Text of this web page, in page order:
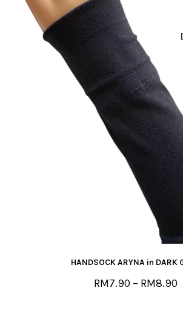
HANDSOCK ARYNA in DARK
RM7.90 – RM8.90